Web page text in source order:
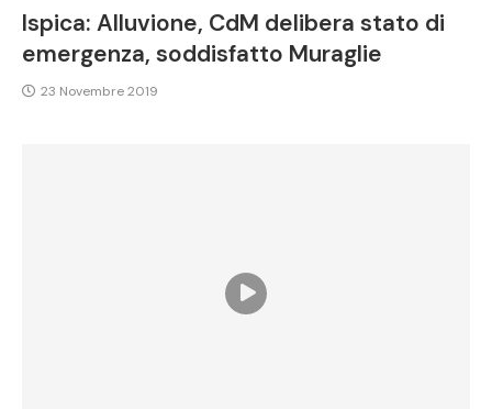
Ispica: Alluvione, CdM delibera stato di
emergenza, soddisfatto Muraglie
23 Novembre 2019